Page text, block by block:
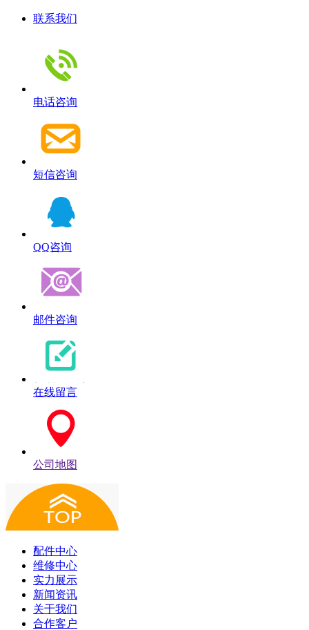
联系我们
电话咨询
短信咨询
QQ咨询
邮件咨询
在线留言
公司地图
配件中心
维修中心
实力展示
新闻资讯
关于我们
合作客户